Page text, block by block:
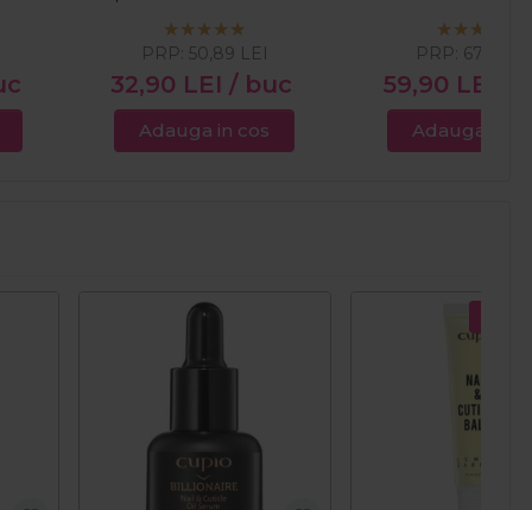
32,90 LEI / buc
PRP: 50,89 LEI
Adauga in cos
500ml
59,90 LEI
PRP: 67,76
Adauga in